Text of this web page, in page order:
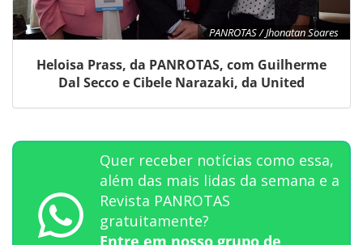
PANROTAS / Jhonatan Soares
Heloisa Prass, da PANROTAS, com Guilherme
Dal Secco e Cibele Narazaki, da United
Quer receber notícias como essa,
além das mais lidas da semana e a
Revista PANROTAS
gratuitamente?
Entre em nosso grupo de